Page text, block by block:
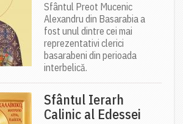
Sfântul Preot Mucenic
Alexandru din Basarabia a
fost unul dintre cei mai
reprezentativi clerici
basarabeni din perioada
interbelică.
Sfântul Ierarh
Calinic al Edessei